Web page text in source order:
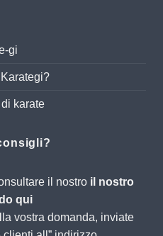
gi
karate
il nostro il nostro
qui
vostra domanda, inviate